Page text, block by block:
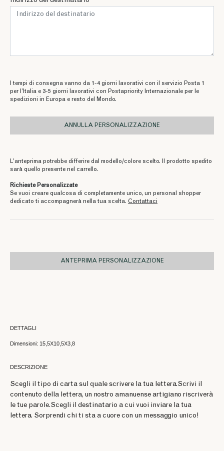
I tempi di consegna vanno da 1-4 giorni lavorativi con il servizio Posta 1
per l’Italia e 3-5 giorni lavorativi con Postapriority Internazionale per le
spedizioni in Europa e resto del Mondo.
ANNULLA PERSONALIZZAZIONE
L’anteprima potrebbe differire dal modello/colore scelto. Il prodotto spedito
sarà quello presente nel carrello.
Richieste Personalizzate
Se vuoi creare qualcosa di completamente unico, un personal shopper
dedicato ti accompagnerà nella tua scelta. Contattaci
ANTEPRIMA PERSONALIZZAZIONE
DETTAGLI
Dimensioni: 15,5X10,5X3,8
DESCRIZIONE
Scegli il tipo di carta sul quale scrivere la tua lettera.Scrivi il
contenuto della lettera, un nostro amanuense artigiano riscriverà
le tue parole.Scegli il destinatario a cui vuoi inviare la tua
lettera. Sorprendi chi ti sta a cuore con un messaggio unico!